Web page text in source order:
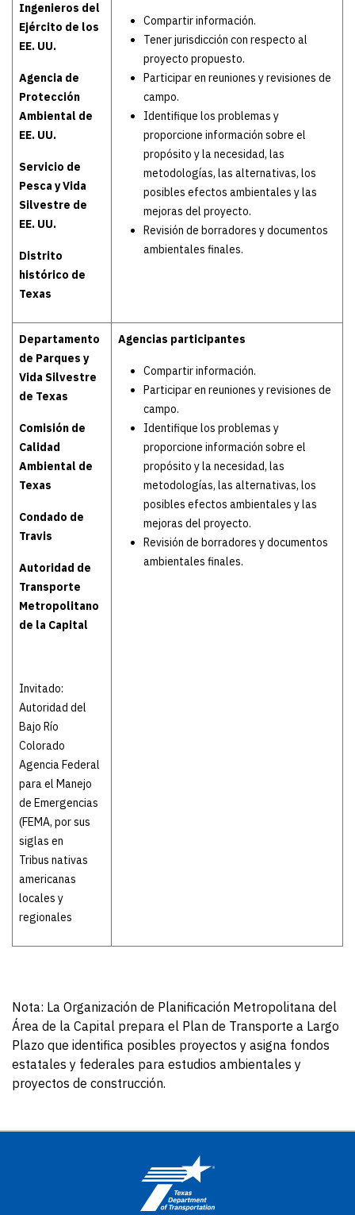
Ingenieros del
Ejército de los
EE. UU.
Agencia de
Protección
Ambiental de
EE. UU.
Servicio de
Pesca y Vida
Silvestre de
EE. UU.
Distrito
histórico de
Texas
Compartir información.
Tener jurisdicción con respecto al
proyecto propuesto.
Participar en reuniones y revisiones de
campo.
Identifique los problemas y
proporcione información sobre el
propósito y la necesidad, las
metodologías, las alternativas, los
posibles efectos ambientales y las
mejoras del proyecto.
Revisión de borradores y documentos
ambientales finales.
Departamento
de Parques y
Vida Silvestre
de Texas
Comisión de
Calidad
Ambiental de
Texas
Condado de
Travis
Autoridad de
Transporte
Metropolitano
de la Capital
Invitado:
Autoridad del
Bajo Río
Colorado
Agencia Federal
para el Manejo
de Emergencias
(FEMA, por sus
siglas en
Tribus nativas
americanas
locales y
regionales
Agencias participantes
Compartir información.
Participar en reuniones y revisiones de
campo.
Identifique los problemas y
proporcione información sobre el
propósito y la necesidad, las
metodologías, las alternativas, los
posibles efectos ambientales y las
mejoras del proyecto.
Revisión de borradores y documentos
ambientales finales.
Nota: La Organización de Planificación Metropolitana del
Área de la Capital prepara el Plan de Transporte a Largo
Plazo que identifica posibles proyectos y asigna fondos
estatales y federales para estudios ambientales y
proyectos de construcción.